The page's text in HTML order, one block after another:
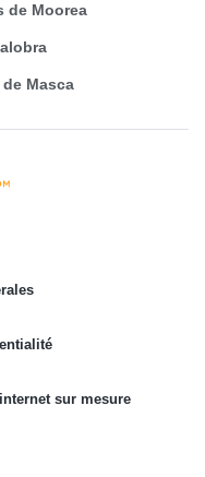
de Moorea
Masca
sur mesure